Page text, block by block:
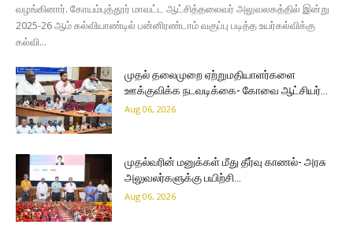
வழங்கினார். கோயம்புத்தூர் மாவட்ட ஆட்சித்தலைவர் அலுவலகத்தில் இன்று
2025-26 ஆம் கல்வியாண்டில் பன்னிரண்டாம் வகுப்பு படித்த உயர்கல்விக்கு
கல்வி...
முதல் தலைமுறை ஏற்றுமதியாளர்களை
ஊக்குவிக்க நடவடிக்கை- கோவை ஆட்சியர்…
Aug 06, 2026
முதல்வரின் மனுக்கள் மீது தீர்வு காணல்- அரசு
அலுவலர்களுக்கு பயிற்சி…
Aug 06, 2026